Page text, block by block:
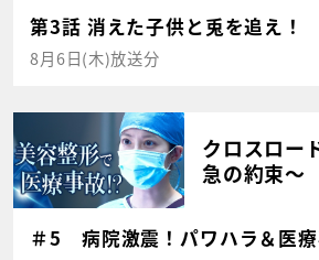
第3話 消えた子供と兎を追え！
8月6日(木)放送分
クロスロー
急の約束～
＃5 病院激震！パワハラ＆医